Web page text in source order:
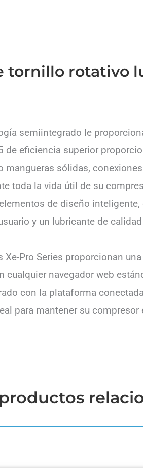
tornillo rotativo
semiintegrado le
de eficiencia superior
mangueras sólidas,
toda la vida útil de su
de diseño
y un lubricante de
Xe-Pro Series proporcionan
navegador web
con la plataforma
para mantener su